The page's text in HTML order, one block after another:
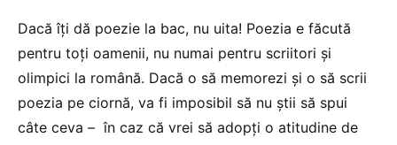
Dacă îţi dă poezie la bac, nu uita! Poezia e făcută
pentru toţi oamenii, nu numai pentru scriitori şi
olimpici la română. Dacă o să memorezi şi o să scrii
poezia pe ciornă, va fi imposibil să nu ştii să spui
câte ceva – în caz că vrei să adopţi o atitudine de